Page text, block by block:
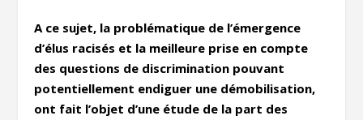
A ce sujet, la problématique de l’émergence
d’élus racisés et la meilleure prise en compte
des questions de discrimination pouvant
potentiellement endiguer une démobilisation,
ont fait l’objet d’une étude de la part des